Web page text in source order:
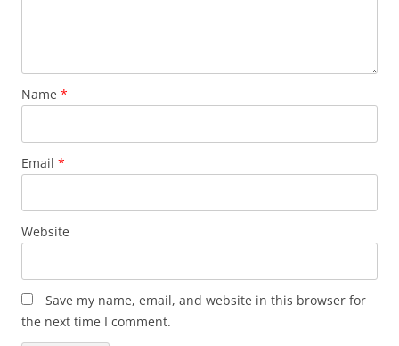
Name *
Email *
Website
Save my name, email, and website in this browser for
the next time I comment.